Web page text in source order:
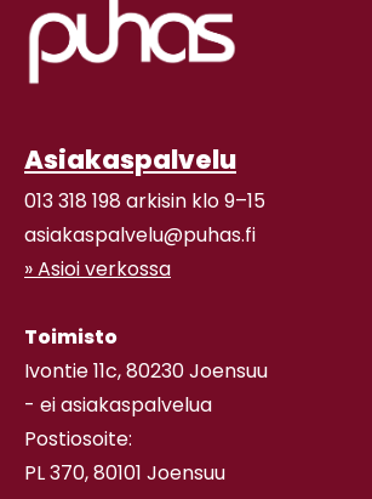
Asiakaspalvelu
013 318 198 arkisin klo 9–15
asiakaspalvelu@puhas.fi
» Asioi verkossa
Toimisto
Ivontie 11c, 80230 Joensuu
- ei asiakaspalvelua
Postiosoite:
PL 370, 80101 Joensuu